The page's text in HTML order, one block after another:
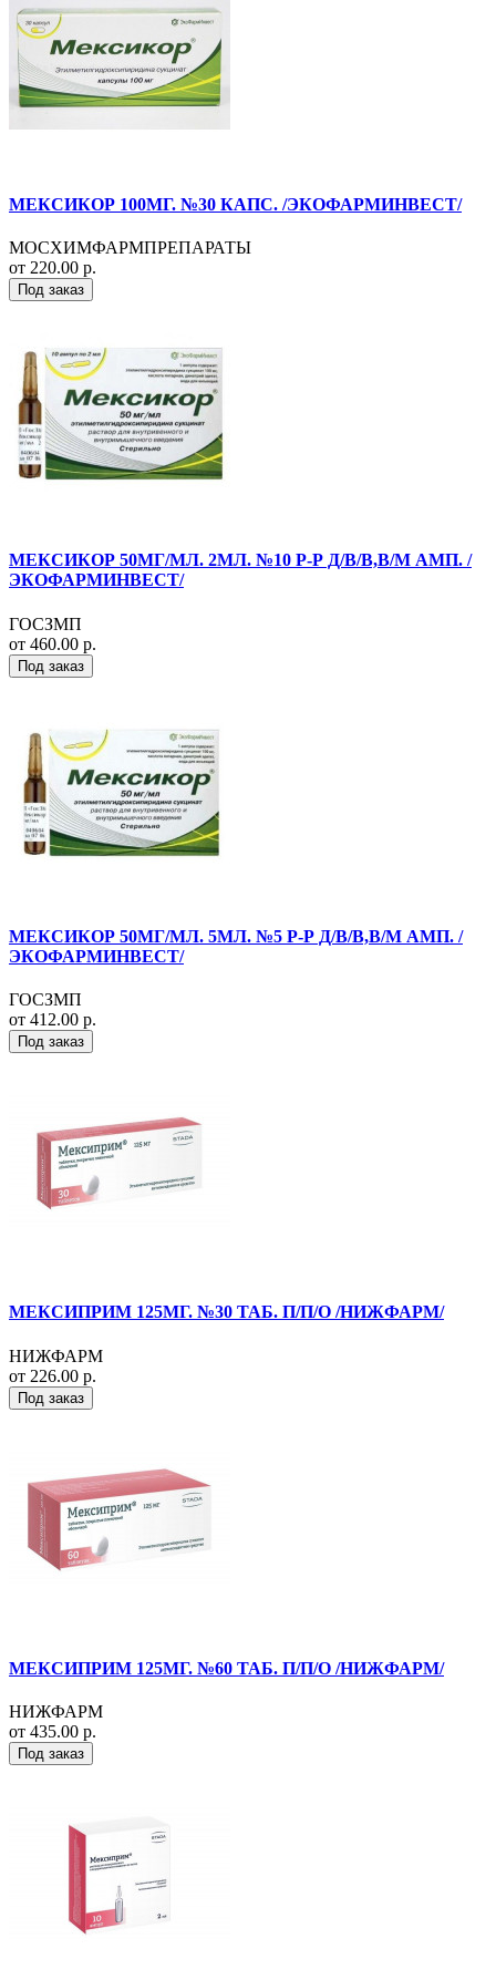
МЕКСИКОР 100МГ. №30 КАПС. /ЭКОФАРМИНВЕСТ/
МОСХИМФАРМПРЕПАРАТЫ
от 220.00 р.
Под заказ
МЕКСИКОР 50МГ/МЛ. 2МЛ. №10 Р-Р Д/В/В,В/М АМП. /
ЭКОФАРМИНВЕСТ/
ГОСЗМП
от 460.00 р.
Под заказ
МЕКСИКОР 50МГ/МЛ. 5МЛ. №5 Р-Р Д/В/В,В/М АМП. /
ЭКОФАРМИНВЕСТ/
ГОСЗМП
от 412.00 р.
Под заказ
МЕКСИПРИМ 125МГ. №30 ТАБ. П/П/О /НИЖФАРМ/
НИЖФАРМ
от 226.00 р.
Под заказ
МЕКСИПРИМ 125МГ. №60 ТАБ. П/П/О /НИЖФАРМ/
НИЖФАРМ
от 435.00 р.
Под заказ